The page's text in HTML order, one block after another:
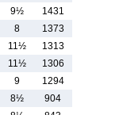
9½
1431
8
1373
11½
1313
11½
1306
9
1294
8½
904